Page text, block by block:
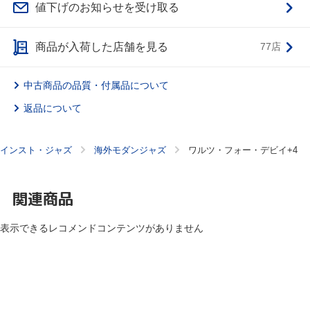
値下げのお知らせを受け取る
商品が入荷した店舗を見る 77店
中古商品の品質・付属品について
返品について
ンスト・ジャズ 海外モダンジャズ ワルツ・フォー・デビイ+4
関連商品
表示できるレコメンドコンテンツがありません